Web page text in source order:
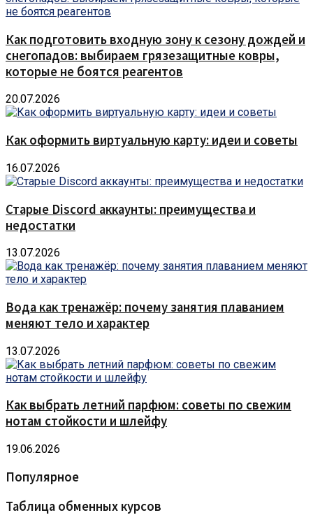
Как подготовить входную зону к сезону дождей и
снегопадов: выбираем грязезащитные ковры,
которые не боятся реагентов
20.07.2026
Как оформить виртуальную карту: идеи и советы
16.07.2026
Старые Discord аккаунты: преимущества и
недостатки
13.07.2026
Вода как тренажёр: почему занятия плаванием
меняют тело и характер
13.07.2026
Как выбрать летний парфюм: советы по свежим
нотам стойкости и шлейфу
19.06.2026
Популярное
Таблица обменных курсов